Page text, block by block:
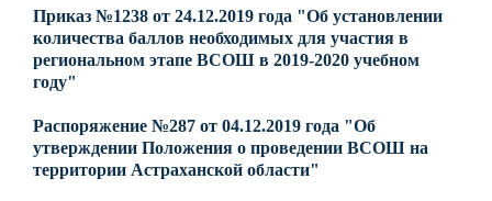
Приказ №1238 от 24.12.2019 года "Об установлении
количества баллов необходимых для участия в
региональном этапе ВСОШ в 2019-2020 учебном
году"
Распоряжение №287 от 04.12.2019 года "Об
утверждении Положения о проведении ВСОШ на
территории Астраханской области"